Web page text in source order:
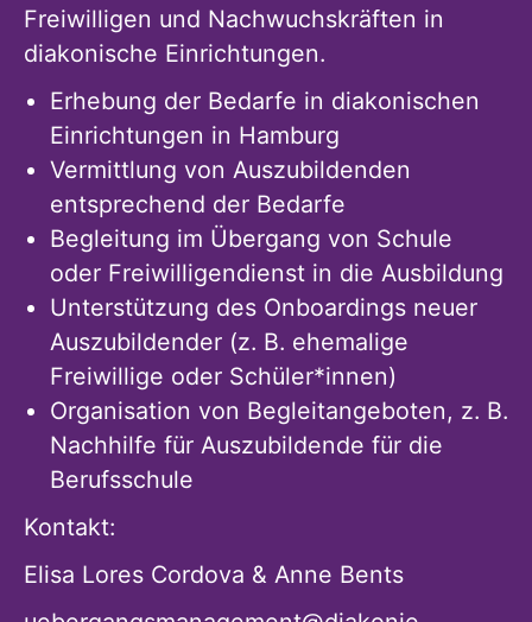
Freiwilligen und Nachwuchskräften in
diakonische Einrichtungen.
Erhebung der Bedarfe in diakonischen
Einrichtungen in Hamburg
Vermittlung von Auszubildenden
entsprechend der Bedarfe
Begleitung im Übergang von Schule
oder Freiwilligendienst in die Ausbildung
Unterstützung des Onboardings neuer
Auszubildender (z. B. ehemalige
Freiwillige oder Schüler*innen)
Organisation von Begleitangeboten, z. B.
Nachhilfe für Auszubildende für die
Berufsschule
Kontakt:
Elisa Lores Cordova & Anne Bents